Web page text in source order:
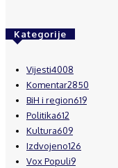
Kategorije
Vijesti4008
Komentar2850
BiH i region619
Politika612
Kultura609
Izdvojeno126
Vox Populi9